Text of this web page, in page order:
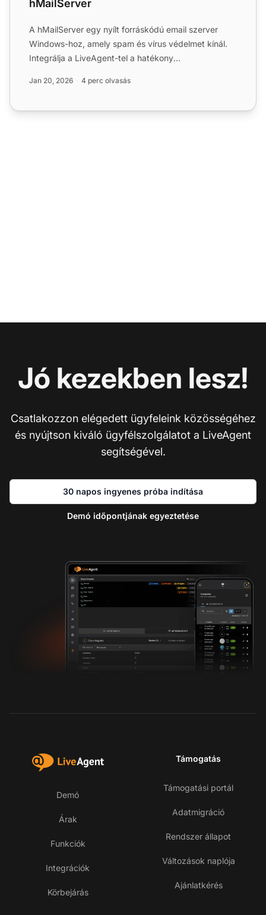
hMailServer
A hMailServer egy nyílt forráskódú email szerver
Windows-hoz, amely spam és vírus védelmet kínál.
Integrálja a LiveAgent-tel a hatékony
Jan 20, 2026 4 perc olvasás
Jó kezekben lesz!
Csatlakozzon elégedett ügyfeleink közösségéhez
és nyújtson kiváló ügyfélszolgálatot a LiveAgent
segítségével.
30 napos ingyenes próba indítása
Demó időpontjának egyeztetése
Demó
Árak
Funkciók
Integrációk
Körbejárás
Támogatás
Támogatási portál
Adatmigráció
Rendszer állapot
Változások naplója
Ajánlatkérés